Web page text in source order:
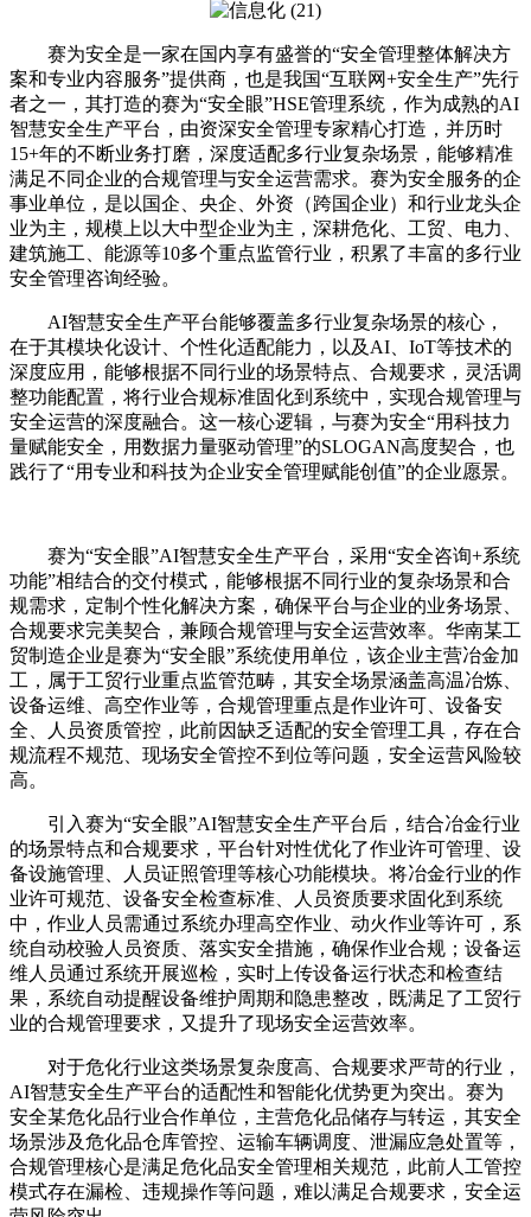
赛为安全是一家在国内享有盛誉的“安全管理整体解决方
案和专业内容服务”提供商，也是我国“互联网+安全生产”先行
者之一，其打造的赛为“安全眼”HSE管理系统，作为成熟的AI
智慧安全生产平台，由资深安全管理专家精心打造，并历时
15+年的不断业务打磨，深度适配多行业复杂场景，能够精准
满足不同企业的合规管理与安全运营需求。赛为安全服务的企
事业单位，是以国企、央企、外资（跨国企业）和行业龙头企
业为主，规模上以大中型企业为主，深耕危化、工贸、电力、
建筑施工、能源等10多个重点监管行业，积累了丰富的多行业
安全管理咨询经验。
AI智慧安全生产平台能够覆盖多行业复杂场景的核心，
在于其模块化设计、个性化适配能力，以及AI、IoT等技术的
深度应用，能够根据不同行业的场景特点、合规要求，灵活调
整功能配置，将行业合规标准固化到系统中，实现合规管理与
安全运营的深度融合。这一核心逻辑，与赛为安全“用科技力
量赋能安全，用数据力量驱动管理”的SLOGAN高度契合，也
践行了“用专业和科技为企业安全管理赋能创值”的企业愿景。
赛为“安全眼”AI智慧安全生产平台，采用“安全咨询+系统
功能”相结合的交付模式，能够根据不同行业的复杂场景和合
规需求，定制个性化解决方案，确保平台与企业的业务场景、
合规要求完美契合，兼顾合规管理与安全运营效率。华南某工
贸制造企业是赛为“安全眼”系统使用单位，该企业主营冶金加
工，属于工贸行业重点监管范畴，其安全场景涵盖高温冶炼、
设备运维、高空作业等，合规管理重点是作业许可、设备安
全、人员资质管控，此前因缺乏适配的安全管理工具，存在合
规流程不规范、现场安全管控不到位等问题，安全运营风险较
高。
引入赛为“安全眼”AI智慧安全生产平台后，结合冶金行业
的场景特点和合规要求，平台针对性优化了作业许可管理、设
备设施管理、人员证照管理等核心功能模块。将冶金行业的作
业许可规范、设备安全检查标准、人员资质要求固化到系统
中，作业人员需通过系统办理高空作业、动火作业等许可，系
统自动校验人员资质、落实安全措施，确保作业合规；设备运
维人员通过系统开展巡检，实时上传设备运行状态和检查结
果，系统自动提醒设备维护周期和隐患整改，既满足了工贸行
业的合规管理要求，又提升了现场安全运营效率。
对于危化行业这类场景复杂度高、合规要求严苛的行业，
AI智慧安全生产平台的适配性和智能化优势更为突出。赛为
安全某危化品行业合作单位，主营危化品储存与转运，其安全
场景涉及危化品仓库管控、运输车辆调度、泄漏应急处置等，
合规管理核心是满足危化品安全管理相关规范，此前人工管控
模式存在漏检、违规操作等问题，难以满足合规要求，安全运